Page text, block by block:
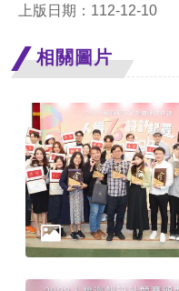
上版日期：112-12-10
相關圖片